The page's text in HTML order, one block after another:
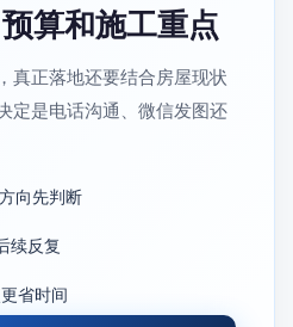
算和施工重点
真正落地还要结合房屋现状
定是电话沟通、微信发图还
向先判断
续反复
省时间